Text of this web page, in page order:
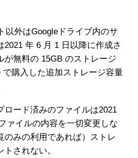
以外はGoogleドライブ内のサ
2021 年 6 月 1 日以降に作成さ
が無料の 15GB のストレージ
で購入した追加ストレージ容量
ロード済みのファイルは2021
ァイルの内容を一切変更しな
のみの利用であれば）ストレ
されない。